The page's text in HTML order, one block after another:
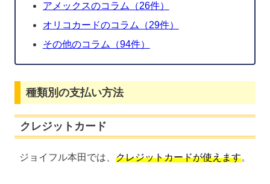
アメックスのコラム（26件）
オリコカードのコラム（29件）
その他のコラム（94件）
種類別の支払い方法
クレジットカード
ジョイフル本田では、 クレジットカードが使えます。